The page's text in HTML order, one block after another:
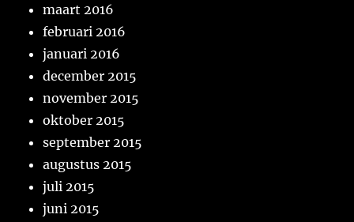
maart 2016
februari 2016
januari 2016
december 2015
november 2015
oktober 2015
september 2015
augustus 2015
juli 2015
juni 2015